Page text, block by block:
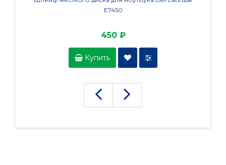
E7450
450 ₽
Купить